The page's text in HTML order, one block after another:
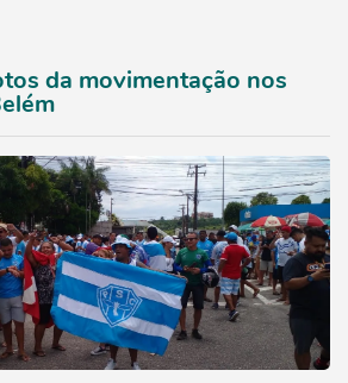
da movimentação nos